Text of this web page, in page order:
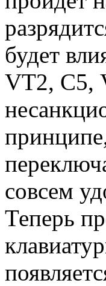
будет
VT2, С5,
совсем
Теперь